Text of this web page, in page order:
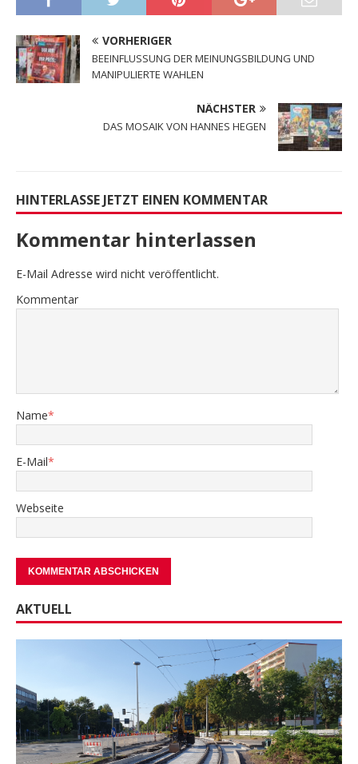
VORHERIGER
BEEINFLUSSUNG DER MEINUNGSBILDUNG UND
MANIPULIERTE WAHLEN
NÄCHSTER
DAS MOSAIK VON HANNES HEGEN
HINTERLASSE JETZT EINEN KOMMENTAR
Kommentar hinterlassen
E-Mail Adresse wird nicht veröffentlicht.
Kommentar
Name*
E-Mail*
Webseite
AKTUELL